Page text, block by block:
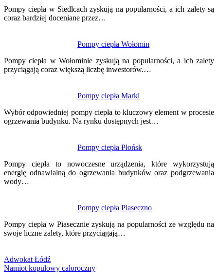
Pompy ciepła w Siedlcach zyskują na popularności, a ich zalety są
coraz bardziej doceniane przez…
Pompy ciepła Wołomin
Pompy ciepła w Wołominie zyskują na popularności, a ich zalety
przyciągają coraz większą liczbę inwestorów.…
Pompy ciepła Marki
Wybór odpowiedniej pompy ciepła to kluczowy element w procesie
ogrzewania budynku. Na rynku dostępnych jest…
Pompy ciepła Płońsk
Pompy ciepła to nowoczesne urządzenia, które wykorzystują
energię odnawialną do ogrzewania budynków oraz podgrzewania
wody…
Pompy ciepła Piaseczno
Pompy ciepła w Piasecznie zyskują na popularności ze względu na
swoje liczne zalety, które przyciągają…
wpisu
Adwokat Łódź
Namiot kopułowy całoroczny